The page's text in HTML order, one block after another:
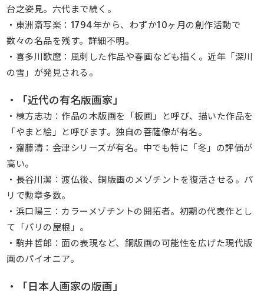
台之姿見。六代まで続く。
・東洲斎写楽：1794年から、わずか10ヶ月の創作活動で
数々の名品を残す。詳細不明。
・喜多川歌麿：風刺した作品や春画なども描く。近年「深川
の雪」が発見される。
・「近代の有名版画家」
・棟方志功：作品の木版画を「板画」と呼び、描いた作品を
「やまと絵」と呼びます。独自の菩薩像が有名。
・齋藤清：会津シリーズが有名。中でも特に「冬」の評価が
高い。
・長谷川潔：渡仏後、銅版画のメゾチントを復活させる。パ
リで勲章多数。
・浜口陽三：カラーメゾチントの開拓者。初期の代表作とし
て「パリの屋根」。
・駒井哲郎：面の表現など、銅版画の可能性を広げた現代版
画のパイオニア。
・「日本人画家の版画」